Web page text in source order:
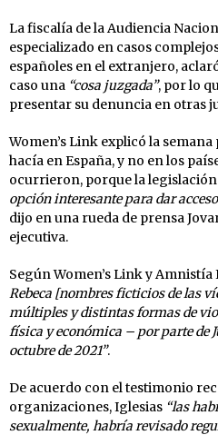
La fiscalía de la Audiencia
especializado en casos
españoles en el extranjero,
caso una “cosa juzgada”, por lo
presentar su denuncia en otras
Women’s Link explicó la
hacía en España, y no en los
ocurrieron, porque la
opción interesante para dar
dijo en una rueda de prensa
ejecutiva.
Según Women’s Link y
Rebeca [nombres ficticios de las
múltiples y distintas formas de
física y económica – por parte de
octubre de 2021”.
De acuerdo con el testimonio
organizaciones, Iglesias “las
sexualmente, habría revisado